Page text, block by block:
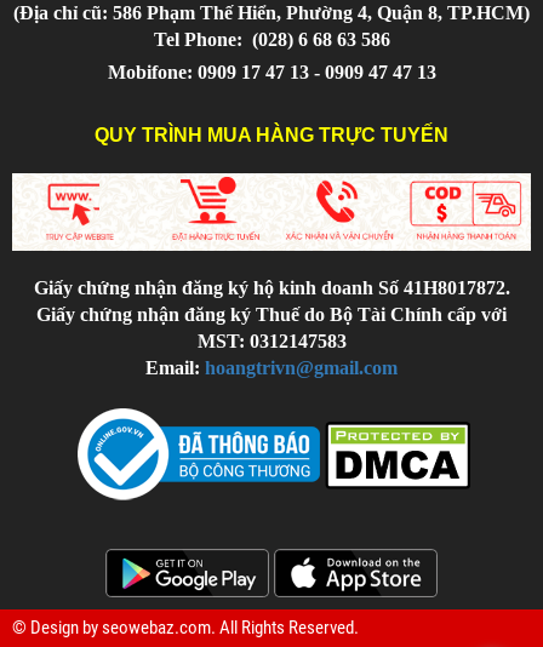
(Địa chỉ cũ: 586 Phạm Thế Hiển, Phường 4, Quận 8, TP.HCM)
Tel Phone: (028) 6 68 63 586
Mobifone: 0909 17 47 13 - 0909 47 47 13
QUY TRÌNH MUA HÀNG TRỰC TUYẾN
Giấy chứng nhận đăng ký hộ kinh doanh Số 41H8017872.
Giấy chứng nhận đăng ký Thuế do Bộ Tài Chính cấp với
MST: 0312147583
Email: hoangtrivn@gmail.com
© Design byseowebaz.com. All Rights Reserved.